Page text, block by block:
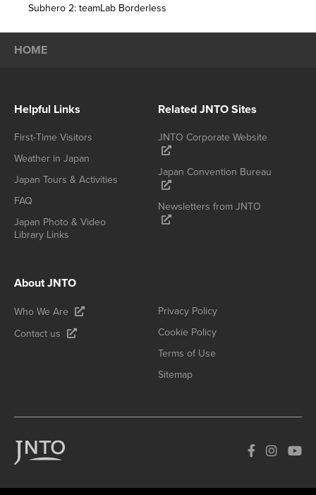
Subhero 2: teamLab Borderless
HOME
Helpful Links
First-Time Visitors
Weather in Japan
Japan Tours & Activities
FAQ
Japan Photo & Video
Library Links
Related JNTO Sites
JNTO Corporate Website
Japan Convention Bureau
Newsletters from JNTO
About JNTO
Who We Are
Contact us
Privacy Policy
Cookie Policy
Terms of Use
Sitemap